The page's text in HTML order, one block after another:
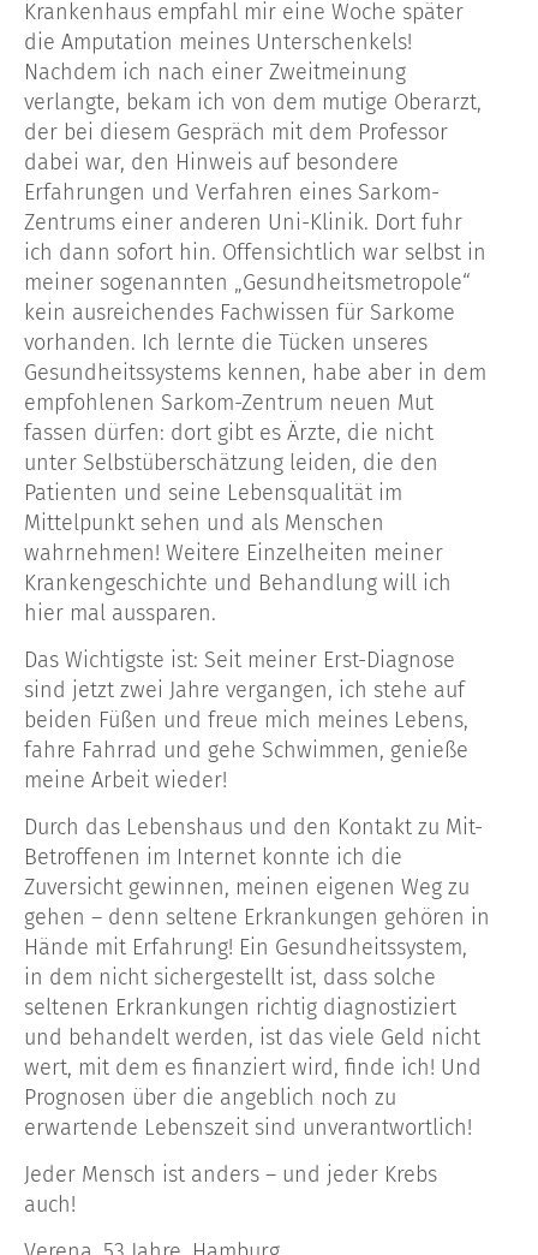
Krankenhaus empfahl mir eine Woche später
die Amputation meines Unterschenkels!
Nachdem ich nach einer Zweitmeinung
verlangte, bekam ich von dem mutige Oberarzt,
der bei diesem Gespräch mit dem Professor
dabei war, den Hinweis auf besondere
Erfahrungen und Verfahren eines Sarkom-
Zentrums einer anderen Uni-Klinik. Dort fuhr
ich dann sofort hin. Offensichtlich war selbst in
meiner sogenannten „Gesundheitsmetropole“
kein ausreichendes Fachwissen für Sarkome
vorhanden. Ich lernte die Tücken unseres
Gesundheitssystems kennen, habe aber in dem
empfohlenen Sarkom-Zentrum neuen Mut
fassen dürfen: dort gibt es Ärzte, die nicht
unter Selbstüberschätzung leiden, die den
Patienten und seine Lebensqualität im
Mittelpunkt sehen und als Menschen
wahrnehmen! Weitere Einzelheiten meiner
Krankengeschichte und Behandlung will ich
hier mal aussparen.
Das Wichtigste ist: Seit meiner Erst-Diagnose
sind jetzt zwei Jahre vergangen, ich stehe auf
beiden Füßen und freue mich meines Lebens,
fahre Fahrrad und gehe Schwimmen, genieße
meine Arbeit wieder!
Durch das Lebenshaus und den Kontakt zu Mit-
Betroffenen im Internet konnte ich die
Zuversicht gewinnen, meinen eigenen Weg zu
gehen – denn seltene Erkrankungen gehören in
Hände mit Erfahrung! Ein Gesundheitssystem,
in dem nicht sichergestellt ist, dass solche
seltenen Erkrankungen richtig diagnostiziert
und behandelt werden, ist das viele Geld nicht
wert, mit dem es finanziert wird, finde ich! Und
Prognosen über die angeblich noch zu
erwartende Lebenszeit sind unverantwortlich!
Jeder Mensch ist anders – und jeder Krebs
auch!